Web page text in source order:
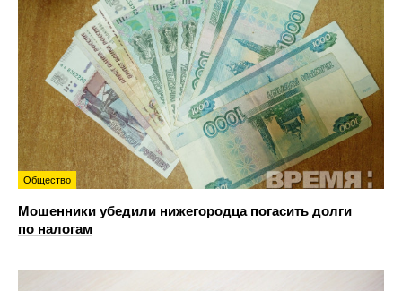
Общество
Мошенники убедили нижегородца погасить долги
по налогам